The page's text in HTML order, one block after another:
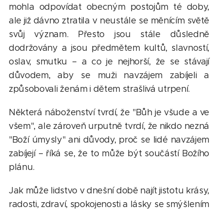
mohla odpovídat obecným postojům té doby,
ale již dávno ztratila v neustále se měnícím světě
svůj význam. Přesto jsou stále důsledně
dodržovány a jsou předmětem kultů, slavností,
oslav, smutku – a co je nejhorší, že se stávají
důvodem, aby se muži navzájem zabíjeli a
způsobovali ženám i dětem strašlivá utrpení.
Některá náboženství tvrdí, že "Bůh je všude a ve
všem", ale zároveň urputně tvrdí, že nikdo nezná
"Boží úmysly" ani důvody, proč se lidé navzájem
zabíjejí – říká se, že to může být součástí Božího
plánu.
Jak může lidstvo v dnešní době najít jistotu krásy,
radosti, zdraví, spokojenosti a lásky se smýšlením